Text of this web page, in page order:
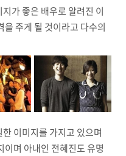
가 좋은 배우로 알려진 이
주게 될 것이라고 다수의
이미지를 가지고 있으며
이며 아내인 전혜진도 유명